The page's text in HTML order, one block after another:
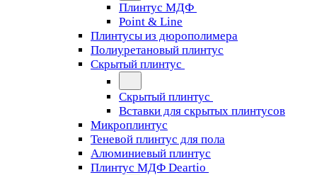
Плинтус МДФ
Point & Line
Плинтусы из дюрополимера
Полиуретановый плинтус
Скрытый плинтус
Скрытый плинтус
Вставки для скрытых плинтусов
Микроплинтус
Теневой плинтус для пола
Алюминиевый плинтус
Плинтус МДФ Deartio